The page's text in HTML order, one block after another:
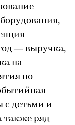
— выручка,
на
по
с детьми и
также ряд